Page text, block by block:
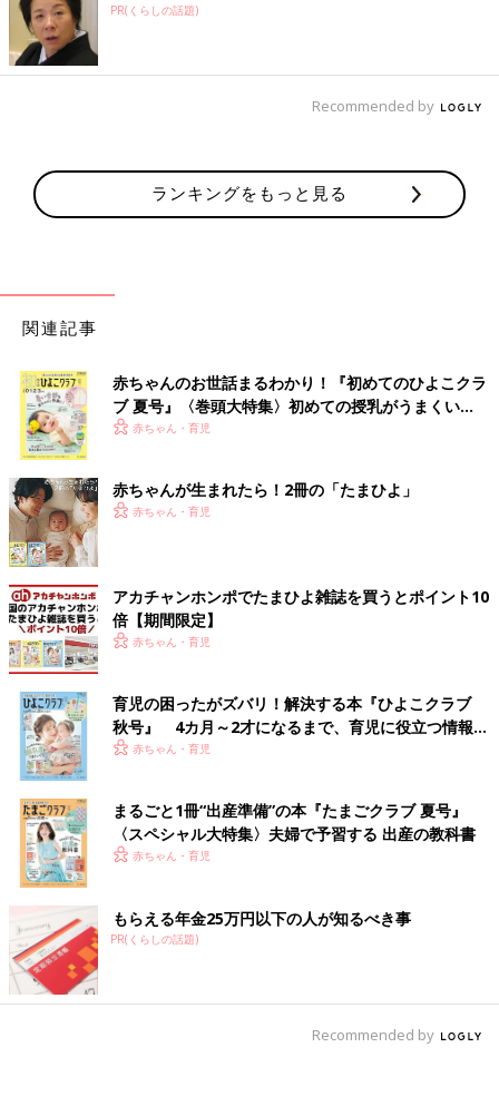
PR(くらしの話題)
Recommended by
ランキングをもっと見る
関連記事
赤ちゃんのお世話まるわかり！『初めてのひよこクラ
ブ 夏号』〈巻頭大特集〉初めての授乳がうまくい
く！ おっぱい・ミルクの基本と夏のトラブル 解決テ
赤ちゃん・育児
赤ちゃんが生まれたら！2冊の「たまひよ」
赤ちゃん・育児
アカチャンホンポでたまひよ雑誌を買うとポイント10
倍【期間限定】
赤ちゃん・育児
育児の困ったがズバリ！解決する本『ひよこクラブ
秋号』 4カ月～2才になるまで、育児に役立つ情報が
いっぱい！
赤ちゃん・育児
まるごと1冊“出産準備”の本『たまごクラブ 夏号』
〈スペシャル大特集〉夫婦で予習する 出産の教科書
赤ちゃん・育児
もらえる年金25万円以下の人が知るべき事
PR(くらしの話題)
Recommended by